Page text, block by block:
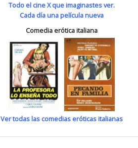
Todo el cine X que imaginastes ver.
Cada día una película nueva
Comedia erótica italiana
Ver todas las comedias eróticas italianas